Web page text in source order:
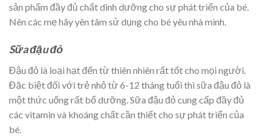
sản phẩm đầy đủ chất dinh dưỡng cho sự phát triển của bé.
Nên các mẹ hãy yên tâm sử dụng cho bé yêu nhà mình.
Sữa đậu đỏ
Đậu đỏ là loại hạt đến từ thiên nhiên rất tốt cho mọi người.
Đặc biệt đối với trẻ nhỏ từ 6-12 tháng tuổi thì sữa đậu đỏ là
một thức uống rất bổ dưỡng. Sữa đậu đỏ cung cấp đầy đủ
các vitamin và khoáng chất cần thiết cho sự phát triển của
bé.